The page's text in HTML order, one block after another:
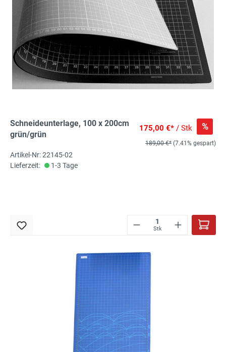
Schneideunterlage, 100 x 200cm
grün/grün
175,00 €* / Stk %
189,00 €* (7.41% gespart)
Artikel-Nr: 22145-02
Lieferzeit:
1-3 Tage
Stk